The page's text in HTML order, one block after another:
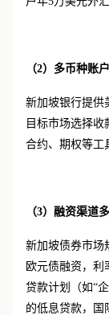
（2） 多币种账
新加坡银行提供
目标市场选择
合约、期权等工
（3） 融资渠道
新加坡债券市场
欧元债融资，利
贷款计划（如“
的低息贷款，国